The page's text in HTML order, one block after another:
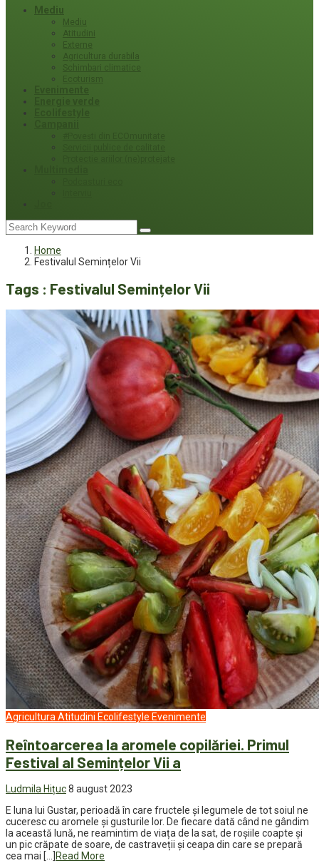
Mediu
Mediu
Atitudini
Externe
Agricultura durabila
Schimbari climatice
Ecoturism
Home
Festivalul Semințelor Vii
Tags : Festivalul Semințelor Vii
AgriculturaAtitudini Ecolifestyle Evenimente
Reîntoarcerea la aromele copilăriei. Primul
Festival al Semințelor Vii a
Ludmila Hițuc8 august 2023
E luna lui Gustar, perioadă în care fructele și legumele de tot soiul ne
cuceresc cu aromele și gusturile lor. De fiecare dată când ne gândim
la această lună, ne reamintim de viața de la sat, de roșiile coapte și
un pic crăpate de soare, de castraveții și ceapa din care se prepară
cea mai […] Read More